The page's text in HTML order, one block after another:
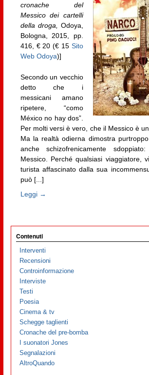
cronache del
Messico dei cartelli
della droga,
Odoya,
Bologna, 2015, pp.
416, € 20 (€ 15Sito
Web Odoya)]
Secondo un vecchio
detto che i
messicani amano
ripetere, “como
México no hay dos”.
Per molti versi è vero, che il Messico è
Ma la realtà odierna dimostra
anche schizofrenicamente
Messico. Perché qualsiasi viaggiatore,
turista affascinato dalla sua
può [...]
Leggi →
Contenuti
Interventi
Recensioni
Controinformazione
Interviste
Testi
Poesia
Cinema & tv
Schegge taglienti
Cronache del pre-bomba
I suonatori Jones
Segnalazioni
AltroQuando